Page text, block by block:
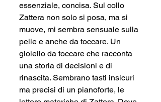
essenziale, concisa. Sul collo
Zattera non solo si posa, ma si
muove, mi sembra sensuale sulla
pelle e anche da toccare. Un
gioiello da toccare che racconta
una storia di decisioni e di
rinascita. Sembrano tasti insicuri
ma precisi di un pianoforte, le